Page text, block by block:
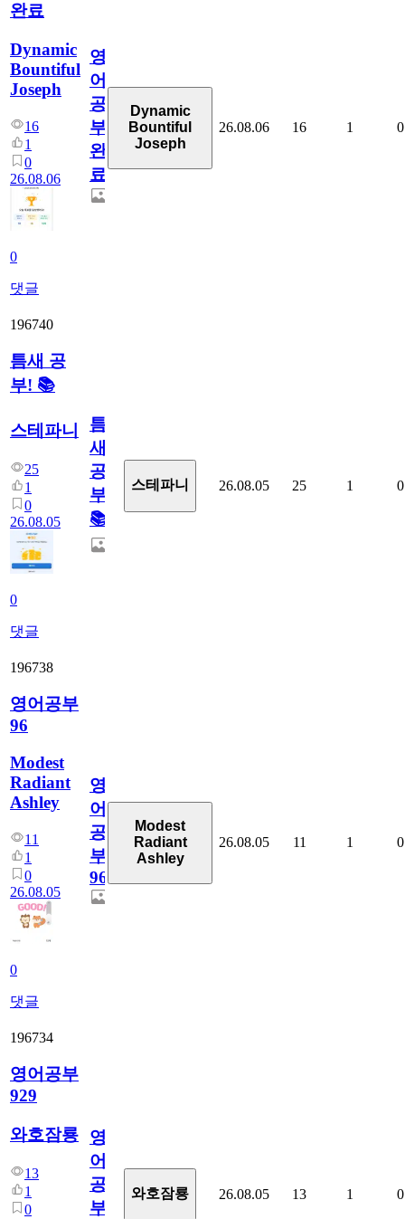
완료
Dynamic
Bountiful
Joseph
16
1
0
26.08.06
0
댓글
영
어
공
부
완
료
Dynamic
Bountiful
Joseph
26.08.06 16 1 0
196740
틈새 공
부! 📚
스테파니
25
1
0
26.08.05
0
댓글
틈
새
공
부!
📚
스테파니 26.08.05 25 1 0
196738
영어공부
96
Modest
Radiant
Ashley
11
1
0
26.08.05
0
댓글
영
어
공
부
96
Modest
Radiant
Ashley
26.08.05 11 1 0
196734
영어공부
929
와호잠룡
13
1
0
영
어
공
부
와호잠룡 26.08.05 13 1 0